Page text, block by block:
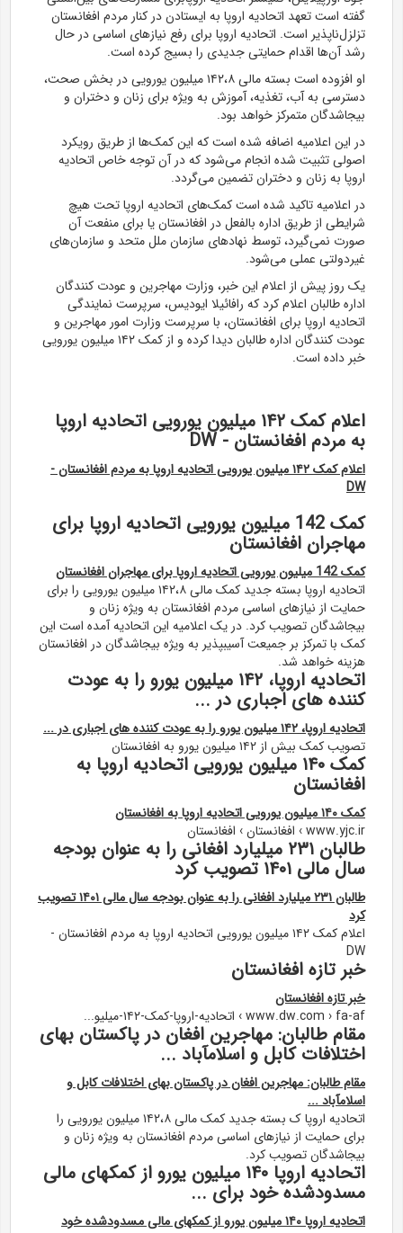
گفته است تعهد اتحادیه اروپا به ایستادن در کنار مردم افغانستان
تزلزل‌ناپذیر است. اتحادیه اروپا برای رفع نیازهای اساسی در حال
رشد آن‌ها اقدام حمایتی جدیدی را بسیج کرده است.
او افزوده است بسته مالی ۱۴۲،۸ میلیون یورویی در بخش صحت،
دسترسی به آب، تغذیه، آموزش به ویژه برای زنان و دختران و
بیجاشدگان متمرکز خواهد بود.
در این اعلامیه اضافه شده است که این کمک‌ها از طریق رویکرد
اصولی تثبیت شده انجام می‌شود که در آن توجه خاص اتحادیه
اروپا به زنان و دختران تضمین می‌گردد.
در اعلامیه تاکید شده است کمک‌های اتحادیه اروپا تحت هیچ
شرایطی از طریق اداره بالفعل در افغانستان یا برای منفعت آن
صورت نمی‌گیرد، توسط نهادهای سازمان ملل متحد و سازمان‌های
غیردولتی عملی می‌شود.
یک روز پیش از اعلام این خبر، وزارت مهاجرین و عودت کنندگان
اداره طالبان اعلام کرد که رافائیلا ایودیس، سرپرست نمایندگی
اتحادیه اروپا برای افغانستان، با سرپرست وزارت امور مهاجرین و
عودت کنندگان اداره طالبان دیدا کرده و از کمک ۱۴۲ میلیون یورویی
خبر داده است.
اعلام کمک ۱۴۲ میلیون یورویی اتحادیه اروپا
به مردم افغانستان - DW
اعلام کمک ۱۴۲ میلیون یورویی اتحادیه اروپا به مردم افغانستان -
DW
کمک 142 میلیون یورویی اتحادیه اروپا برای
مهاجران افغانستان
کمک 142 میلیون یورویی اتحادیه اروپا برای مهاجران افغانستان
اتحادیه اروپا بسته جدید کمک مالی ۱۴۲،۸ میلیون یورویی را برای
حمایت از نیازهای اساسی مردم افغانستان به ویژه زنان و
بیجاشدگان تصویب کرد. در یک اعلامیه این اتحادیه آمده است این
کمک با تمرکز بر جمیعت آسیبپذیر به ویژه بیجاشدگان در افغانستان
هزینه خواهد شد.
اتحادیه اروپا، ۱۴۲ میلیون یورو را به عودت
کننده های اجباری در ...
اتحادیه اروپا، ۱۴۲ میلیون یورو را به عودت کننده های اجباری در ...
تصویب کمک بیش از ۱۴۲ میلیون یورو به افغانستان
کمک ۱۴۰ میلیون یورویی اتحادیه اروپا به
افغانستان
کمک ۱۴۰ میلیون یورویی اتحادیه اروپا به افغانستان
www.yjc.ir › افغانستان › افغانستان
طالبان ۲۳۱ میلیارد افغانی را به عنوان بودجه
سال مالی ۱۴۰۱ تصویب کرد
طالبان ۲۳۱ میلیارد افغانی را به عنوان بودجه سال مالی ۱۴۰۱ تصویب
کرد
اعلام کمک ۱۴۲ میلیون یورویی اتحادیه اروپا به مردم افغانستان -
DW
خبر تازه افغانستان
خبر تازه افغانستان
www.dw.com › fa-af › اتحادیه-اروپا-کمک-۱۴۲-میلیو...
مقام طالبان: مهاجرین افغان در پاکستان بهای
اختلافات کابل و اسلامآباد ...
مقام طالبان: مهاجرین افغان در پاکستان بهای اختلافات کابل و
اسلامآباد ...
اتحادیه اروپا ک بسته جدید کمک مالی ۱۴۲،۸ میلیون یورویی را
برای حمایت از نیازهای اساسی مردم افغانستان به ویژه زنان و
بیجاشدگان تصویب کرد.
اتحادیه اروپا ۱۴۰ میلیون یورو از کمکهای مالی
مسدودشده خود برای ...
اتحادیه اروپا ۱۴۰ میلیون یورو از کمکهای مالی مسدودشده خود